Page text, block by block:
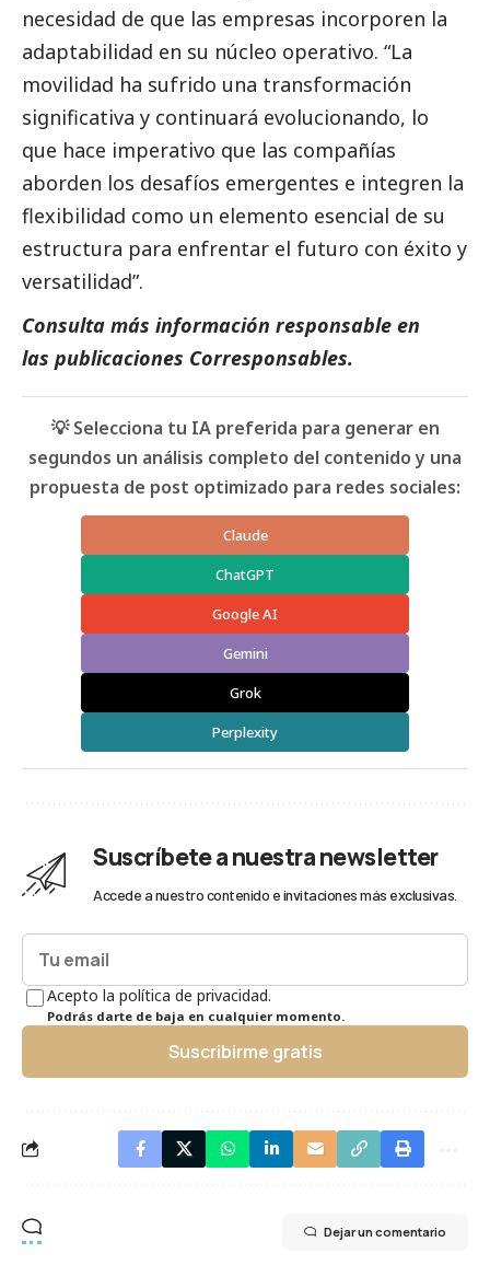
necesidad de que las empresas incorporen la
adaptabilidad en su núcleo operativo. “La
movilidad ha sufrido una transformación
significativa y continuará evolucionando, lo
que hace imperativo que las compañías
aborden los desafíos emergentes e integren la
flexibilidad como un elemento esencial de su
estructura para enfrentar el futuro con éxito y
versatilidad”.
Consulta más información responsable en
las publicaciones Corresponsables.
💡 Selecciona tu IA preferida para generar en
segundos un análisis completo del contenido y una
propuesta de post optimizado para redes sociales:
Claude
ChatGPT
Google AI
Gemini
Grok
Perplexity
Suscríbete a nuestra newsletter
Accede a nuestro contenido e invitaciones más exclusivas.
Acepto la política de privacidad.
Podrás darte de baja en cualquier momento.
Suscribirme gratis
Dejar un comentario